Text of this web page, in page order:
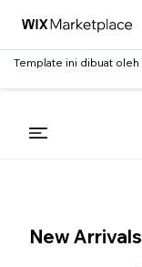
Template ini dibuat oleh